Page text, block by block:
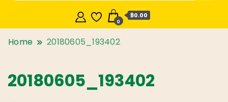
0
฿0.00
Home 20180605_193402
20180605_193402